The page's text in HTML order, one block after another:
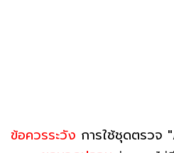
ข้อควรระวัง การใช้ชุดตรวจ